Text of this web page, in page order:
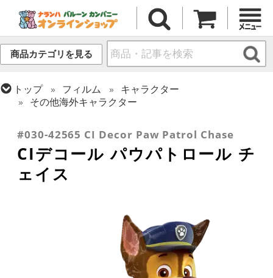
商品カテゴリを見る
トップ フィルム
キャラクター
その他海外キャラクター
エアー・スタンディング(空気自立型) バルーン
#030-42565 CI Decor Paw Patrol Chase
CIデコール パウパトロール チ
ェイス